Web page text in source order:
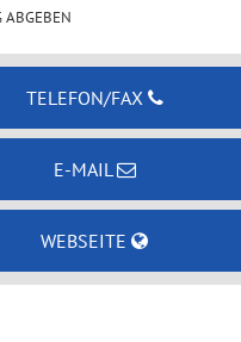
ABGEBEN
TELEFON/FAX
E-MAIL
WEBSEITE